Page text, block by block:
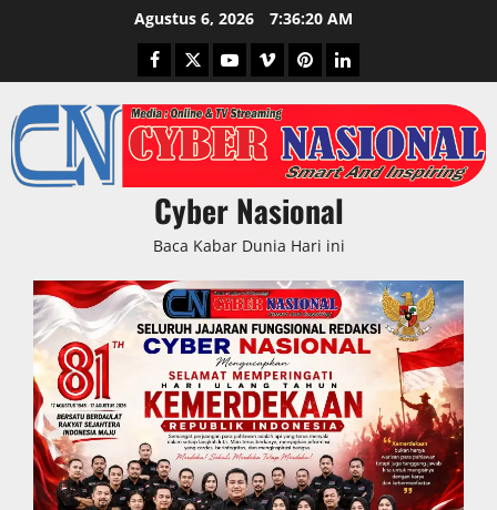
Agustus 6, 2026 7:36:21 AM
Facebook
TwitterYoutubeVimeoPinterestLinkedIn
Cyber Nasional
Baca Kabar Dunia Hari ini